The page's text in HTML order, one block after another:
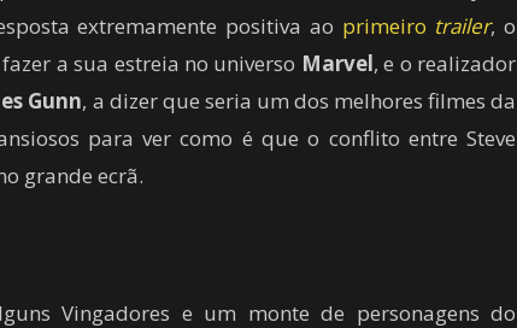
extremamente positiva ao primeiro trailer, o
a sua estreia no universo Marvel,e o realizador
Gunn, a dizer que seria um dos melhores filmes da
para ver como é que o conflito entre Steve
grande ecrã.
Vingadores e um monte de personagens do